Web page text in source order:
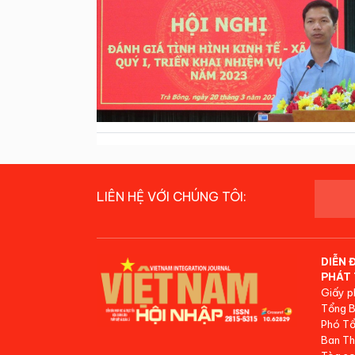
LIÊN HỆ VỚI CHÚNG TÔI:
DIỄN
PHÁT
Giấy
Tổng
Phó
Ban